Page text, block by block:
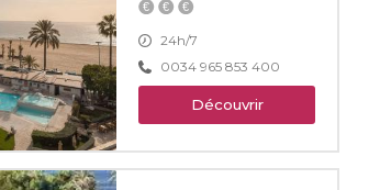
24h/7
0034 965 853 400
Découvrir